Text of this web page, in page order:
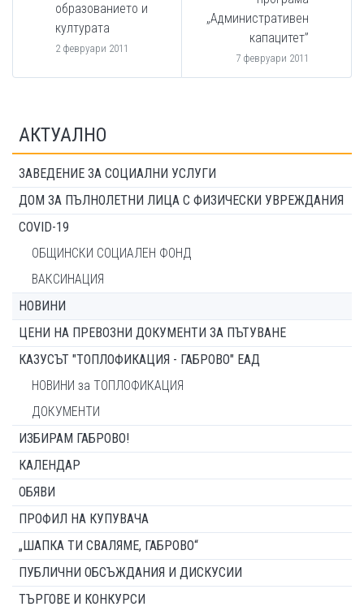
образованието и
културата
2 февруари 2011
„Административен
капацитет”
7 февруари 2011
АКТУАЛНО
ЗАВЕДЕНИЕ ЗА СОЦИАЛНИ УСЛУГИ
ДОМ ЗА ПЪЛНОЛЕТНИ ЛИЦА С ФИЗИЧЕСКИ УВРЕЖДАНИЯ
COVID-19
ОБЩИНСКИ СОЦИАЛЕН ФОНД
ВАКСИНАЦИЯ
НОВИНИ
ЦЕНИ НА ПРЕВОЗНИ ДОКУМЕНТИ ЗА ПЪТУВАНЕ
КАЗУСЪТ "ТОПЛОФИКАЦИЯ - ГАБРОВО" ЕАД
НОВИНИ за ТОПЛОФИКАЦИЯ
ДОКУМЕНТИ
ИЗБИРАМ ГАБРОВО!
КАЛЕНДАР
ОБЯВИ
ПРОФИЛ НА КУПУВАЧА
„ШАПКА ТИ СВАЛЯМЕ, ГАБРОВО“
ПУБЛИЧНИ ОБСЪЖДАНИЯ И ДИСКУСИИ
ТЪРГОВЕ И КОНКУРСИ